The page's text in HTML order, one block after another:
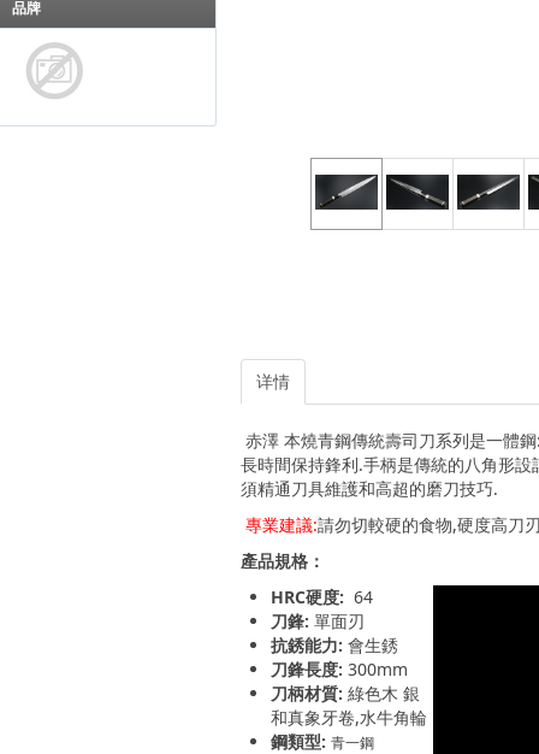
品牌
详情
赤澤 本燒青鋼傳統壽司刀系列是一體
長時間保持鋒利.手柄是傳統的八角形
須精通刀具維護和高超的磨刀技巧.
專業建議:請勿切較硬的食物,硬度高刀
產品規格：
HRC硬度: 64
刀鋒: 單面刃
抗銹能力: 會生銹
刀鋒長度: 300mm
刀柄材質: 綠色木 銀
和真象牙卷,水牛角輪
鋼類型: 青一鋼